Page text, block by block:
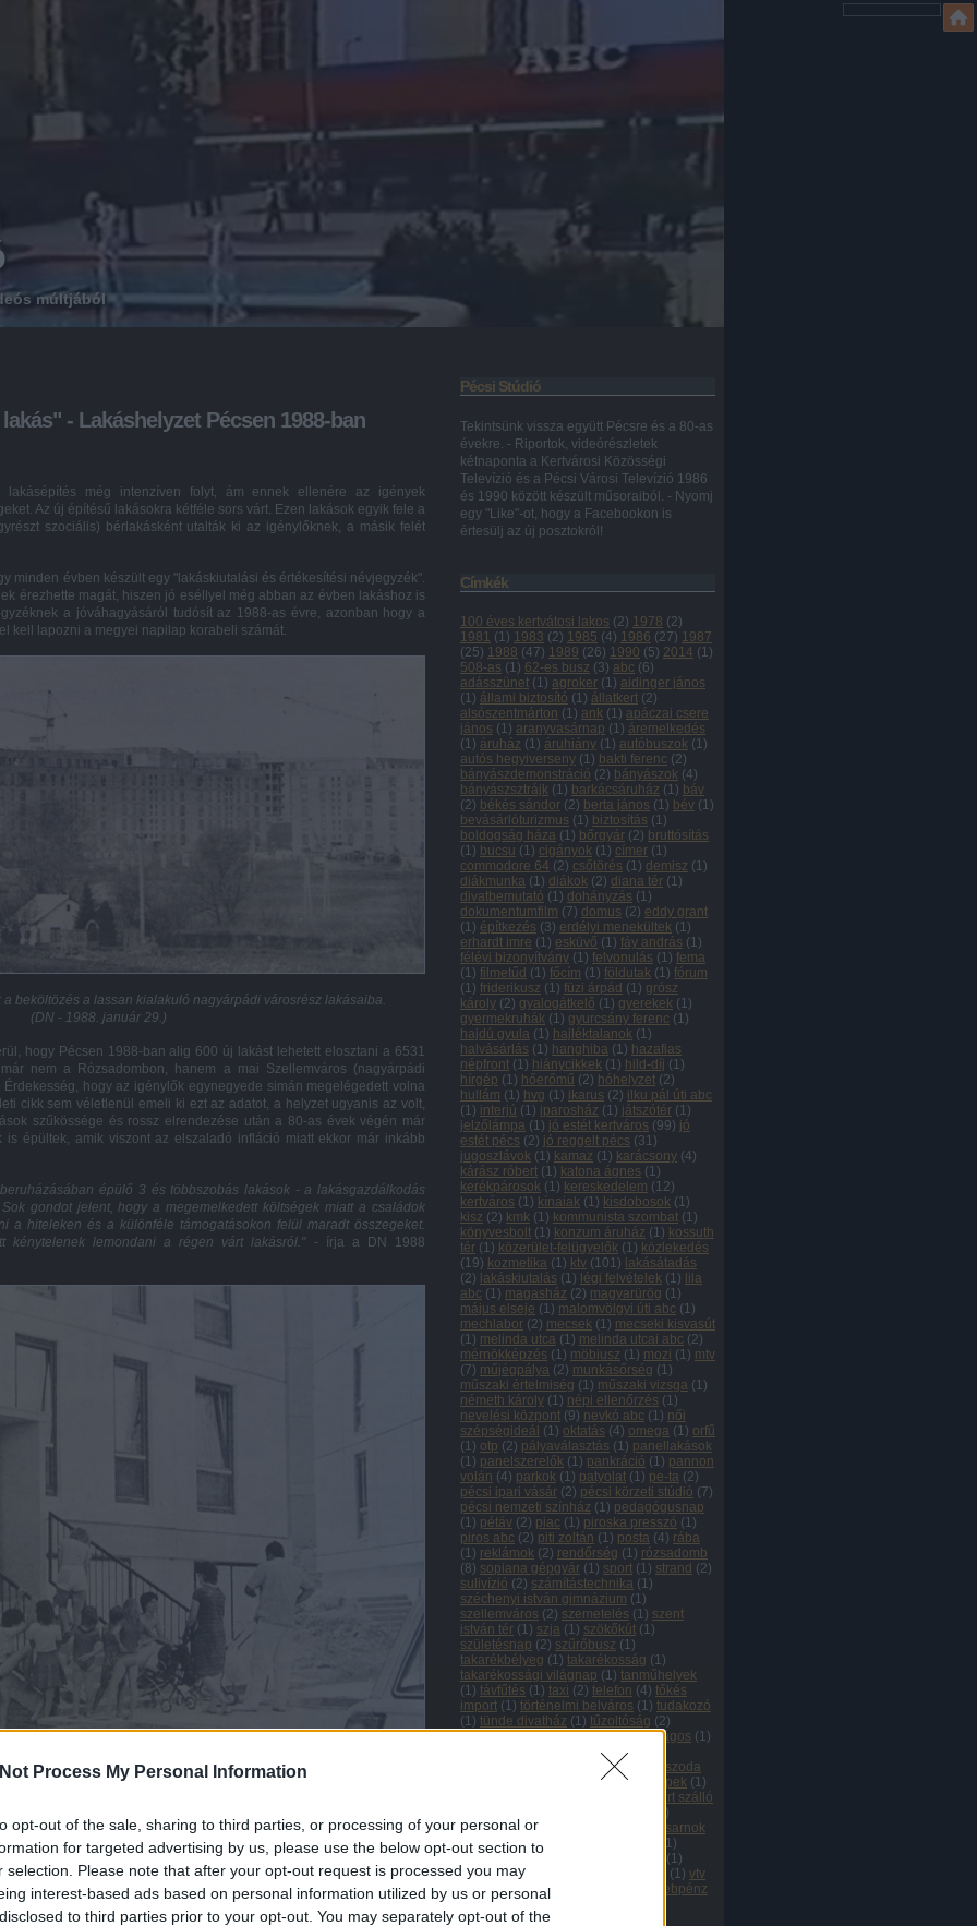
Process My Personal Information
opt-out of the sale, sharing to third parties, or processing of your personal or
for targeted advertising by us, please use the below opt-out section to
selection. Please note that after your opt-out request is processed you may
interest-based ads based on personal information utilized by us or personal
to third parties prior to your opt-out. You may separately opt-out of the
múltjából
Pécsi Stúdió
Tekintsünk vissza együtt Pécsre és a 80-as
évekre. - Riportok, videórészletek
kétnaponta a Kertvárosi Közösségi
Televízió és a Pécsi Városi Televízió 1986
és 1990 között készült műsoraiból. - Nyomj
egy "Like"-ot, hogy a Facebookon is
értesülj az új posztokról!
Címkék
100 éves kertvátosi lakos (2) 1978 (2)
1981 (1) 1983 (2) 1985 (4) 1986 (27) 1987
(25) 1988 (47) 1989 (26) 1990 (5) 2014 (1)
508-as (1) 62-es busz (3) abc (6)
adásszünet (1) agroker (1) aidinger jános
(1) állami biztosító (1) állatkert (2)
alsószentmárton (1) ank (1) apáczai csere
jános (1) aranyvasárnap (1) áremelkedés
(1) áruház (1) áruhiány (1) autóbuszok (1)
autós hegyiverseny (1) bakti ferenc (2)
bányászdemonstráció (2) bányászok (4)
bányászsztrájk (1) barkácsáruház (1) báv
(2) békés sándor (2) berta jános (1) bév (1)
bevásárlóturizmus (1) biztosítás (1)
boldogság háza (1) bőrgyár (2) bruttósítás
(1) bucsu (1) cigányok (1) címer (1)
commodore 64 (2) csőtörés (1) demisz (1)
diákmunka (1) diákok (2) diana tér (1)
divatbemutató (1) dohányzás (1)
dokumentumfilm (7) domus (2) eddy grant
(1) építkezés (3) erdélyi menekültek (1)
erhardt imre (1) esküvő (1) fáy andrás (1)
félévi bizonyítvány (1) felvonulás (1) fema
(1) filmetűd (1) főcím (1) földutak (1) fórum
(1) friderikusz (1) füzi árpád (1) grósz
károly (2) gyalogátkelő (1) gyerekek (1)
gyermekruhák (1) gyurcsány ferenc (1)
hajdú gyula (1) hajléktalanok (1)
halvásárlás (1) hanghiba (1) hazafias
népfront (1) hiánycikkek (1) hild-díj (1)
hírgép (1) hőerőmű (2) hóhelyzet (2)
hullám (1) hvg (1) ikarus (2) ilku pál úti abc
(1) interjú (1) iparosház (1) játszótér (1)
jelzőlámpa (1) jó estét kertváros (99) jó
estét pécs (2) jó reggelt pécs (31)
jugoszlávok (1) kamaz (1) karácsony (4)
kárász róbert (1) katona ágnes (1)
kerékpárosok (1) kereskedelem (12)
kertváros (1) kínaiak (1) kisdobosok (1)
kisz (2) kmk (1) kommunista szombat (1)
könyvesbolt (1) konzum áruház (1) kossuth
tér (1) közerület-felügyelők (1) közlekedés
(19) kozmetika (1) ktv (101) lakásátadás
(2) lakáskiutalás (1) légi felvételek (1) lila
abc (1) magasház (2) magyarürög (1)
május elseje (1) malomvölgyi úti abc (1)
mechlabor (2) mecsek (1) mecseki kisvasút
(1) melinda utca (1) melinda utcai abc (2)
mérnökképzés (1) möbiusz (1) mozi (1) mtv
(7) műjégpálya (2) munkásőrség (1)
műszaki értelmiség (1) műszaki vizsga (1)
németh károly (1) népi ellenőrzés (1)
nevelési központ (9) nevkó abc (1) női
szépségideál (1) oktatás (4) omega (1) orfű
(1) otp (2) pályaválasztás (1) panellakások
(1) panelszerelők (1) pankráció (1) pannon
volán (4) parkok (1) patyolat (1) pe-ta (2)
pécsi ipari vásár (2) pécsi körzeti stúdió (7)
pécsi nemzeti színház (1) pedagógusnap
(1) pétáv (2) piac (1) piroska presszó (1)
piros abc (2) piti zoltán (1) posta (4) rába
(1) reklámok (2) rendőrség (1) rózsadomb
(8) sopiana gépgyár (1) sport (1) strand (2)
sulivízió (2) számítástechnika (1)
széchenyi istván gimnázium (1)
szellemváros (2) szemetelés (1) szent
istván tér (1) szja (1) szökőkút (1)
születésnap (2) szűrőbusz (1)
takarékbélyeg (1) takarékosság (1)
takarékossági világnap (1) tanműhelyek
(1) távfűtés (1) taxi (2) telefon (4) tőkés
import (1) történelmi belváros (1) tudakozó
(1) tünde divatház (1) tűzoltóság (2)
tűzvédelem (1) tv-computer (1) újságos (1)
uránbánya (
uránváros
uszoda
útkarbantartó gépek (1)
vadászkürt szálló
)
városgondnokság
városi sportcsarnok
(1) varsány utca 1)
(1)
videoklip (1 (1) vtv
(31) zászló (1) zöldövezetek
zsebpénz
Címkefelhő
- Lakáshelyzet Pécsen 1988-ban
még intenzíven folyt, ám ennek ellenére az igények
Az új építésű lakásokra kétféle sors várt. Ezen lakások egyik fele a
szociális) bérlakásként utalták ki az igénylőknek, a másik felét
minden évben készült egy "lakáskiutalási és értékesítési névjegyzék".
érezhette magát, hiszen jó eséllyel még abban az évben lakáshoz is
a jóváhagyásáról tudósít az 1988-as évre, azonban hogy a
kell lapozni a megyei napilap korabeli számát.
beköltözés a lassan kialakuló nagyárpádi városrész lakásaiba.
(DN - 1988. január 29.)
hogy Pécsen 1988-ban alig 600 új lakást lehetett elosztani a 6531
nem a Rózsadombon, hanem a mai Szellemváros (nagyárpádi
hogy az igénylők egynegyede simán megelégedett volna
cikk sem véletlenül emeli ki ezt az adatot, a helyzet ugyanis az volt,
szűkössége és rossz elrendezése után a 80-as évek végén már
is épültek, amik viszont az elszaladó infláció miatt ekkor már inkább
épülő 3 és többszobás lakások - a lakásgazdálkodás
gondot jelent, hogy a megemelkedett költségek miatt a családok
a hiteleken és a különféle támogatásokon felül maradt összegeket.
kénytelenek lemondani a régen várt lakásról."- írja a DN 1988
(DN - 1988. augusztus 3.)
és ki nem, erről évente változó, kacifántos irányelvek alapján
helyzetben a gyermektelen és az egygyermekes
es évek vége óta várták a lakáskiutalást, de 1988-ban 229 olyan
listán.
cikke következik a témában, mindenre kiterjedően, rengeteg adattal